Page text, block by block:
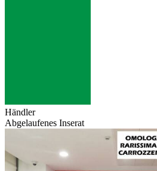
Händler
Abgelaufenes Inserat